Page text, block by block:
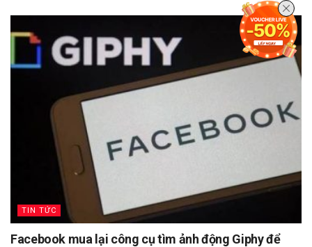
TIN TỨC
Facebook mua lại công cụ tìm ảnh động Giphy để